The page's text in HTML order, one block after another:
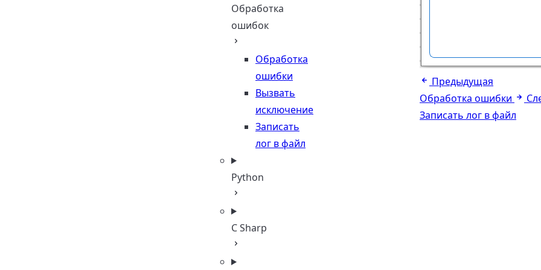
Обработка
ошибок
Обработка
ошибки
Вызвать
исключение
Записать
лог в файл
Python
C Sharp
Предыдущая
Обработка ошибки
Записать лог в файл